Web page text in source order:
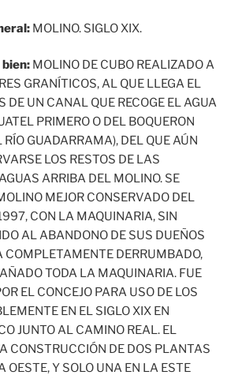
MOLINO. SIGLO XIX.
MOLINO DE CUBO REALIZADO A
GRANÍTICOS, AL QUE LLEGA EL
DE UN CANAL QUE RECOGE EL AGUA
PRIMERO O DEL BOQUERON
RÍO GUADARRAMA), DEL QUE AÚN
LOS RESTOS DE LAS
ARRIBA DEL MOLINO. SE
MEJOR CONSERVADO DEL
CON LA MAQUINARIA, SIN
AL ABANDONO DE SUS DUEÑOS
COMPLETAMENTE DERRUMBADO,
TODA LA MAQUINARIA. FUE
EL CONCEJO PARA USO DE LOS
EN EL SIGLO XIX EN
JUNTO AL CAMINO REAL. EL
CONSTRUCCIÓN DE DOS PLANTAS
OESTE, Y SOLO UNA EN LA ESTE